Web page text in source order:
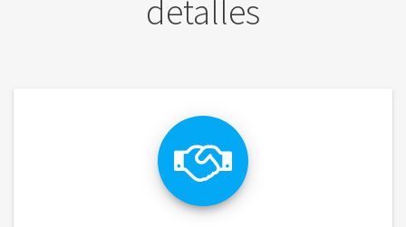
detalles